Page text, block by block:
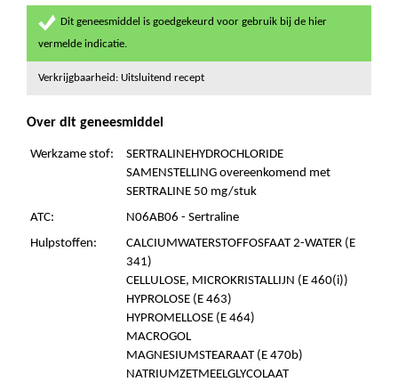
Dit geneesmiddel is goedgekeurd voor gebruik bij de hier
vermelde indicatie.
Verkrijgbaarheid: Uitsluitend recept
Over dit geneesmiddel
Werkzame stof:
SERTRALINEHYDROCHLORIDE
SAMENSTELLING overeenkomend met
SERTRALINE 50 mg/stuk
ATC:
N06AB06 - Sertraline
Hulpstoffen:
CALCIUMWATERSTOFFOSFAAT 2-WATER (E
341)
CELLULOSE, MICROKRISTALLIJN (E 460(i))
HYPROLOSE (E 463)
HYPROMELLOSE (E 464)
MACROGOL
MAGNESIUMSTEARAAT (E 470b)
NATRIUMZETMEELGLYCOLAAT